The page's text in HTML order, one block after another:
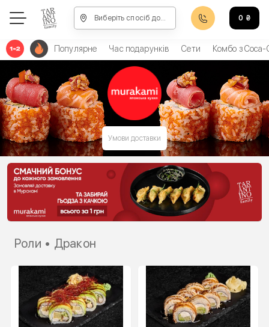
Виберіть спосіб доставки, щоб зробити замовлення 0 ₴
Умови доставки
Популярне Час подарунків Сети Комбо з Coca-
Роли • Дракон